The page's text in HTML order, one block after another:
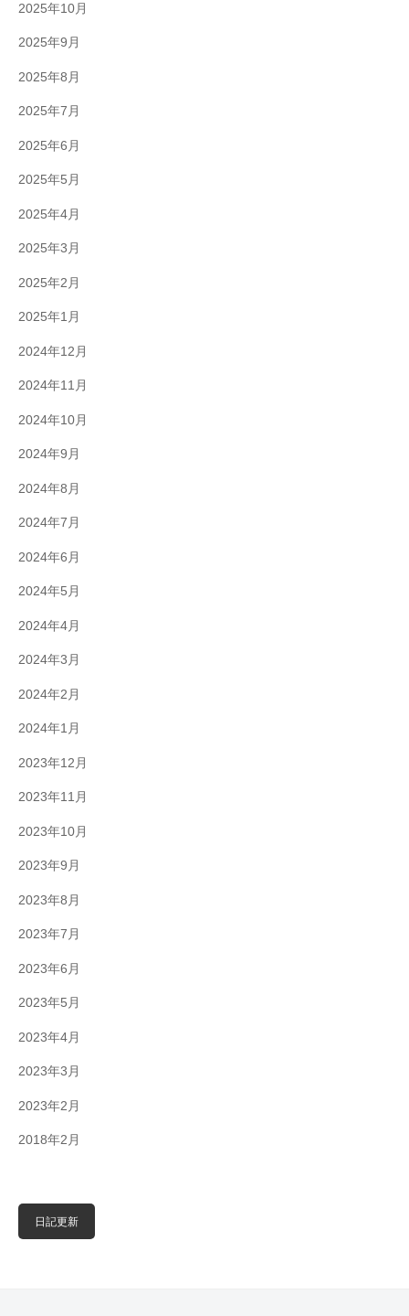
2025年10月
2025年9月
2025年8月
2025年7月
2025年6月
2025年5月
2025年4月
2025年3月
2025年2月
2025年1月
2024年12月
2024年11月
2024年10月
2024年9月
2024年8月
2024年7月
2024年6月
2024年5月
2024年4月
2024年3月
2024年2月
2024年1月
2023年12月
2023年11月
2023年10月
2023年9月
2023年8月
2023年7月
2023年6月
2023年5月
2023年4月
2023年3月
2023年2月
2018年2月
日記更新